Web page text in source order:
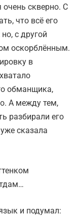
очень скверно. С
что всё его
с другой
оскорблённым.
в
обманщика,
А между тем,
разбирали его
сказала
и подумал: